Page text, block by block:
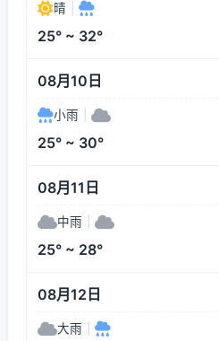
晴
25° ~ 32°
08月10日
小雨
25° ~ 30°
08月11日
中雨
25° ~ 28°
08月12日
大雨